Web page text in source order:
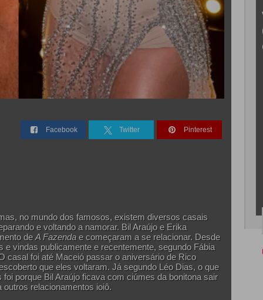
Facebook Twitter Pinterest
no mundo dos famosos, existem diversos casais
e voltando a namorar. Bil Araújo e Erika
deA Fazendae começaram a se relacionar. Desde
vindas publicamente e recentemente, segundo Fábia
casal foi até Maceió passar o aniversário de Rico
que eles voltaram. Já segundo Léo Dias, o que
porque Bil Araújo ficava com ciúmes da bonitona sair
relacionamentos ioiô.